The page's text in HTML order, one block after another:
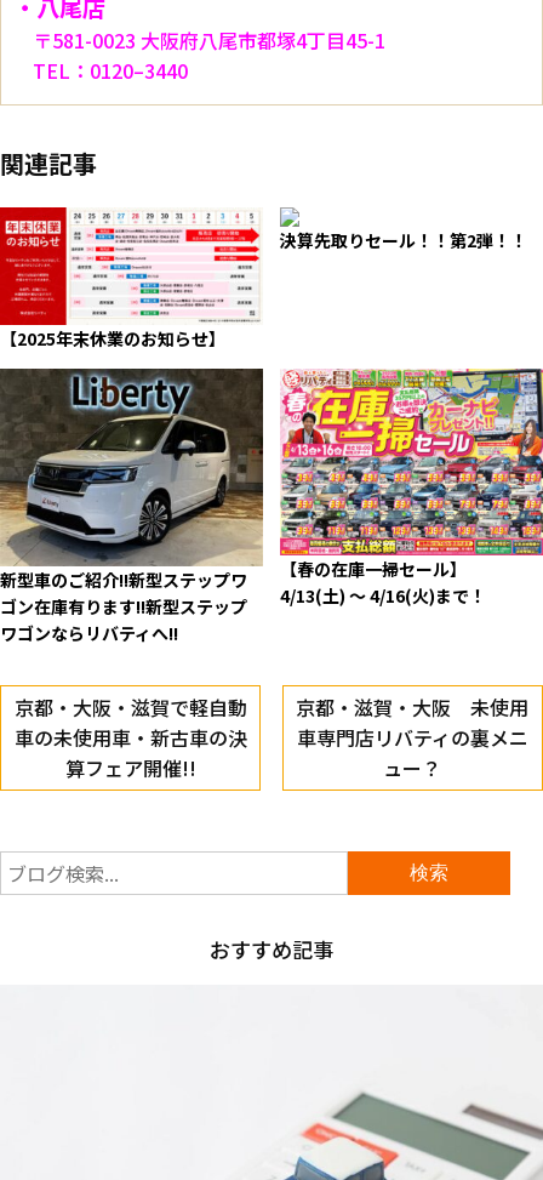
・八尾店
〒581-0023 大阪府八尾市都塚4丁目45-1
TEL：0120–3440
関連記事
【2025年末休業のお知らせ】
決算先取りセール！！第2弾！！
新型車のご紹介!!新型ステップワ
ゴン在庫有ります!!新型ステップ
ワゴンならリバティへ!!
【春の在庫一掃セール】
4/13(土) ～ 4/16(火)まで！
京都・大阪・滋賀で軽自動
車の未使用車・新古車の決
算フェア開催!!
京都・滋賀・大阪 未使用
車専門店リバティの裏メニ
ュー？
おすすめ記事